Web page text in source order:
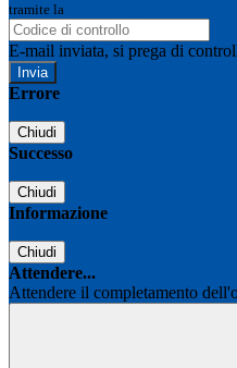
tramite la
E-mail inviata, si prega di
Errore
Chiudi
Successo
Chiudi
Informazione
Chiudi
Attendere...
Attendere il completamento